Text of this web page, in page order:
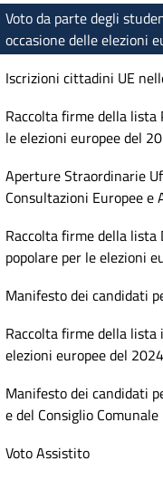
Voto da parte degli
occasione delle elezioni
Iscrizioni cittadini UE
Raccolta firme della lista
le elezioni europee del
Aperture Straordinarie
Consultazioni Europee
Raccolta firme della lista
popolare per le elezioni
Manifesto dei candidati
Raccolta firme della
elezioni europee del 2024
Manifesto dei candidati
e del Consiglio Comunale
Voto Assistito